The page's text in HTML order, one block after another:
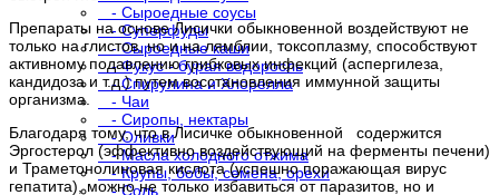
- Сыроедные соусы
- Суперфуды
- Сыроедные каши
- Фукус - бурая водоросль
- Спирулина и Хлорелла
- Чаи
- Сиропы, нектары
- Оливки
- Масла холодного отжима
- Крупы, бобы, семена, орехи
- Соль
Препараты на основе Лисички обыкновенной воздействуют не
только на глистов, но и на лямблии, токсоплазму, способствуют
активному подавлению грибковых инфекций (аспергилеза,
кандидоза и т.д.) путем восстановления иммунной защиты
организма.
Благодаря тому, что в Лисичке обыкновенной содержится
Эргостерол (эффективно воздействующий на ферменты печени)
и Траметонолиновая кислота (успешно поражающая вирус
гепатита), можно не только избавиться от паразитов, но и